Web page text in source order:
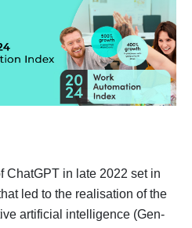
ChatGPT in late 2022 set in
led to the realisation of the
artificial intelligence (Gen-